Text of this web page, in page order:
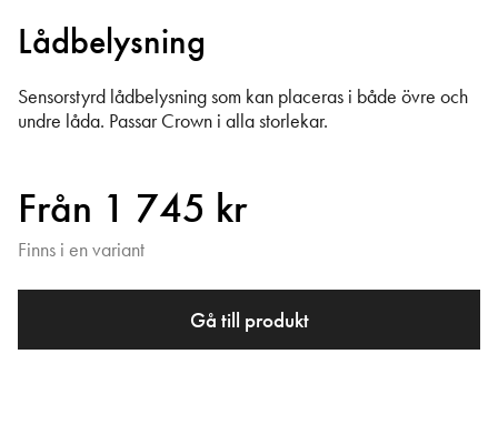
Lådbelysning
Sensorstyrd lådbelysning som kan placeras i både övre och
undre låda. Passar Crown i alla storlekar.
Från 1 745 kr
Finns i en variant
Gå till produkt